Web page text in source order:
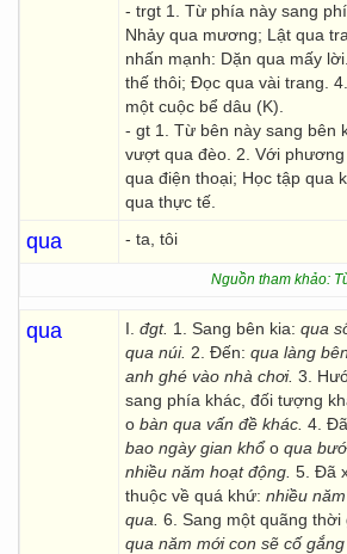
- trgt 1. Từ phía này sang
Nhảy qua mương; Lật qua
nhấn mạnh: Dặn qua mấy
thế thôi; Đọc qua vài trang.
một cuộc bể dâu (K).
- gt 1. Từ bên này sang bên
vượt qua đèo. 2. Với
qua điện thoại; Học tập qua
qua thực tế.
qua - ta, tôi
Nguồn tham khảo:
qua I. đgt. 1. Sang bên kia: qua
qua núi. 2. Đến: qua làng bên
anh ghé vào nhà chơi. 3.
sang phía khác, đối tượng
o bàn qua vấn đề khác. 4.
bao ngày gian khổo qua
nhiều năm hoạt động. 5. Đã
thuộc về quá khứ: nhiều
qua. 6. Sang một quãng
qua năm mới con sẽ cố gắng